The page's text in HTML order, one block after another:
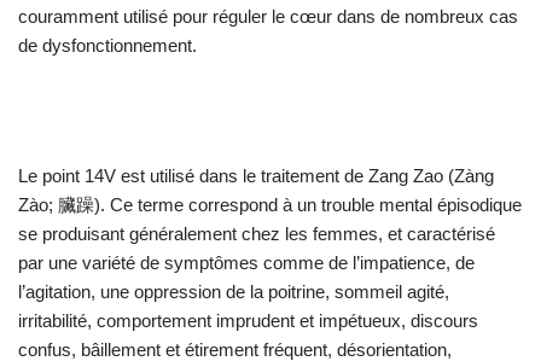
couramment utilisé pour réguler le cœur dans de nombreux cas
de dysfonctionnement.
Le point 14V est utilisé dans le traitement de Zang Zao (Zàng
Zào; 臟躁). Ce terme correspond à un trouble mental épisodique
se produisant généralement chez les femmes, et caractérisé
par une variété de symptômes comme de l’impatience, de
l’agitation, une oppression de la poitrine, sommeil agité,
irritabilité, comportement imprudent et impétueux, discours
confus, bâillement et étirement fréquent, désorientation,